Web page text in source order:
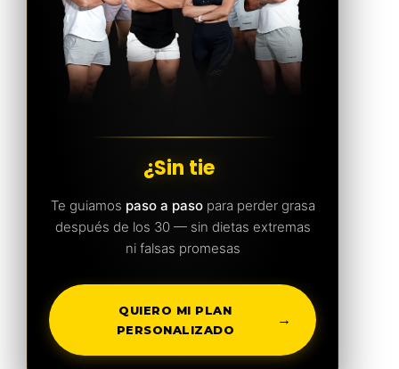
¿ |
Te guiamos paso a pasopara perder grasa
después de los 30 — sin dietas extremas
ni falsas promesas
QUIERO MI PLAN
PERSONALIZADO
→